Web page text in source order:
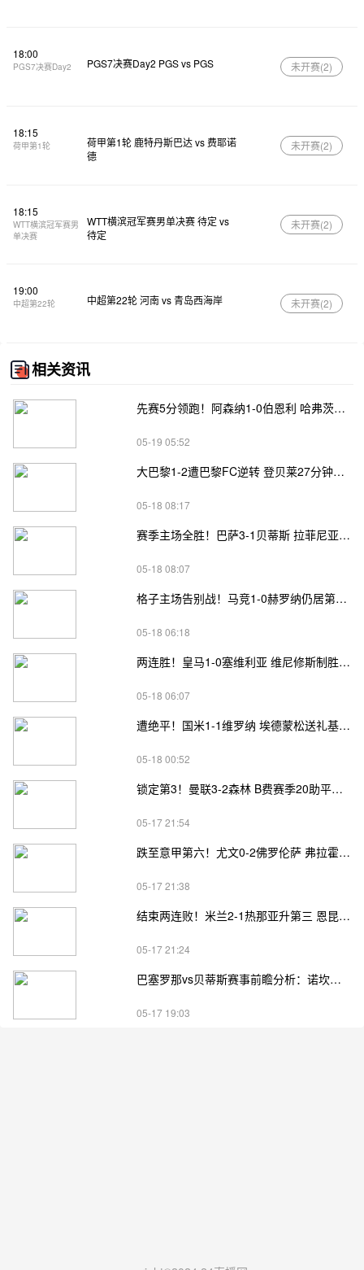
18:00
PGS7决赛Day2 PGS7决赛Day2 PGS vs PGS 未开赛(2)
18:15
荷甲第1轮
荷甲第1轮 鹿特丹斯巴达 vs 费耶诺
德
未开赛(2)
18:15
WTT横滨冠军赛男
单决赛
WTT横滨冠军赛男单决赛 待定 vs
待定
未开赛(2)
19:00
中超第22轮 中超第22轮 河南 vs 青岛西海岸 未开赛(2)
相关资讯
先赛5分领跑！阿森纳1-0伯恩利 哈弗茨制胜+蹬踏染黄 萨卡献助攻
05-19 05:52
大巴黎1-2遭巴黎FC逆转 登贝莱27分钟伤退 戈里替补双响+读秒绝杀
05-18 08:17
赛季主场全胜！巴萨3-1贝蒂斯 拉菲尼亚双响坎塞洛破门伊斯科点射
05-18 08:07
格子主场告别战！马竞1-0赫罗纳仍居第四 格子助攻卢克曼制胜球
05-18 06:18
两连胜！皇马1-0塞维利亚 维尼修斯制胜马斯坦托诺中柱姆总失良机
05-18 06:07
遭绝平！国米1-1维罗纳 埃德蒙松送礼基隆·鲍伊绝平劳塔罗失良机
05-18 00:52
锁定第3！曼联3-2森林 B费赛季20助平英超纪录 卡塞米罗主场告别
05-17 21:54
跌至意甲第六！尤文0-2佛罗伦萨 弗拉霍维奇、麦肯尼进球被吹
05-17 21:38
结束两连败！米兰2-1热那亚升第三 恩昆库造点+点射阿特卡梅破门
05-17 21:24
巴塞罗那vs贝蒂斯赛事前瞻分析：诺坎普告别战遇残阵劲旅
05-17 19:03